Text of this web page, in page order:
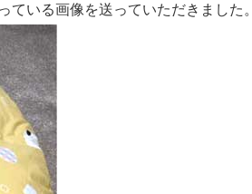
いる画像を送っていただきました。